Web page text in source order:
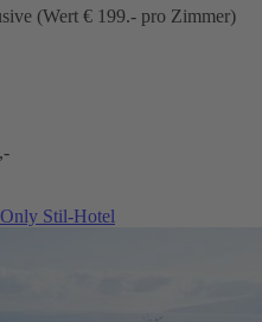
(Wert € 199.- pro Zimmer)
Stil-Hotel